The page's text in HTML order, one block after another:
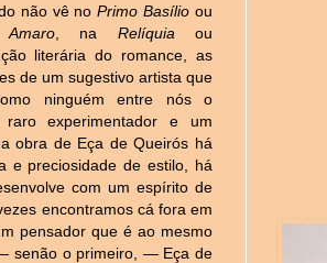
não vê noPrimo Basílio ou
, na Relíquia ou
literária do romance, as
de um sugestivo artista que
ninguém entre nós o
experimentador e um
obra de Eça de Queirós há
e preciosidade de estilo, há
com um espírito de
encontramos cá fora em
pensador que é ao mesmo
senão o primeiro, — Eça de